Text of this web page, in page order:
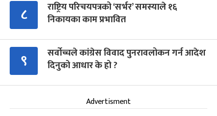
८
राष्ट्रिय परिचयपत्रको ‘सर्भर’ समस्याले १६
निकायका काम प्रभावित
९
सर्वोच्चले कांग्रेस विवाद पुनरावलोकन गर्न आदेश
दिनुको आधार के हो ?
Advertisment